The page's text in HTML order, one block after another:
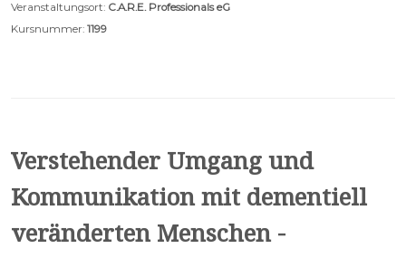
Veranstaltungsort: C.A.R.E. Professionals eG
Kursnummer: 1199
Verstehender Umgang und
Kommunikation mit dementiell
veränderten Menschen -